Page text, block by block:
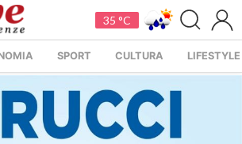
35 °C
SPORT CULTURA LIFESTYLE